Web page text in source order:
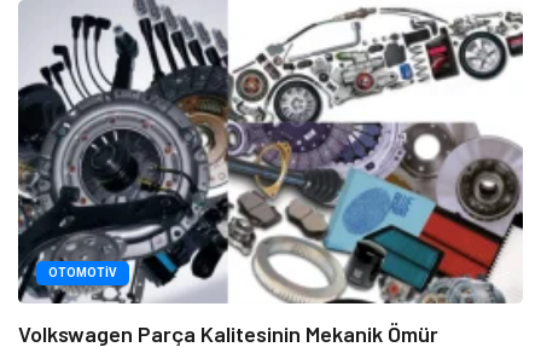
OTOMOTIV
Volkswagen Parça Kalitesinin Mekanik Ömür